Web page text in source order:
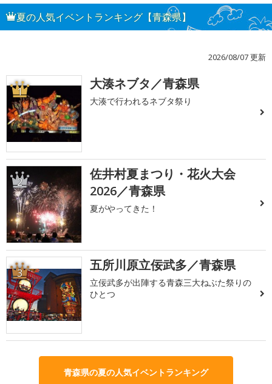
夏の人気イベントランキング【青森県】
2026/08/07 更新
1 大湊ネブタ／青森県
大湊で行われるネブタ祭り
2
佐井村夏まつり・花火大会
2026／青森県
夏がやってきた！
3 五所川原立佞武多／青森県
立佞武多が出陣する青森三大ねぶた祭りの
ひとつ
青森県の夏の人気イベントランキング